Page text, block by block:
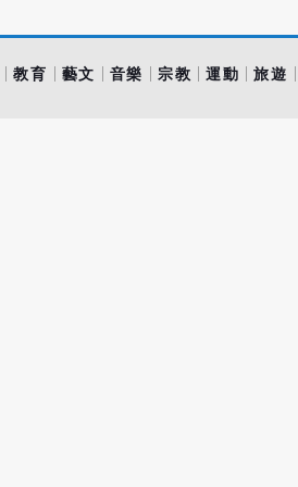
教育 藝文 音樂 宗教 運動 旅遊